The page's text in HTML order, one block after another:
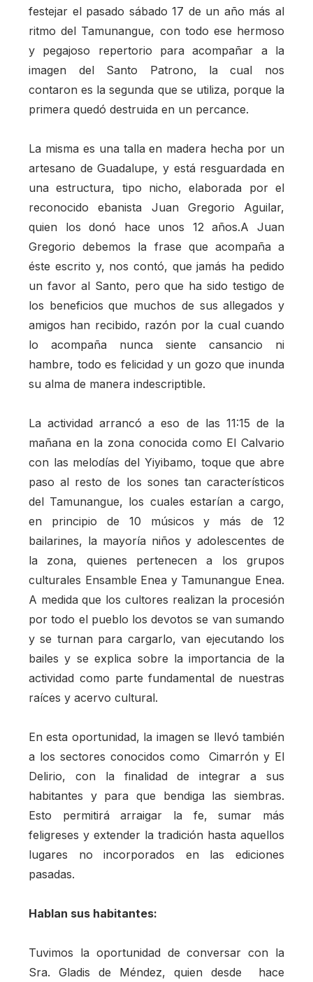
festejar el pasado sábado 17 de un año más al
ritmo del Tamunangue, con todo ese hermoso
y pegajoso repertorio para acompañar a la
imagen del Santo Patrono, la cual nos
contaron es la segunda que se utiliza, porque la
primera quedó destruida en un percance.
La misma es una talla en madera hecha por un
artesano de Guadalupe, y está resguardada en
una estructura, tipo nicho, elaborada por el
reconocido ebanista Juan Gregorio Aguilar,
quien los donó hace unos 12 años.A Juan
Gregorio debemos la frase que acompaña a
éste escrito y, nos contó, que jamás ha pedido
un favor al Santo, pero que ha sido testigo de
los beneficios que muchos de sus allegados y
amigos han recibido, razón por la cual cuando
lo acompaña nunca siente cansancio ni
hambre, todo es felicidad y un gozo que inunda
su alma de manera indescriptible.
La actividad arrancó a eso de las 11:15 de la
mañana en la zona conocida como El Calvario
con las melodías del Yiyibamo, toque que abre
paso al resto de los sones tan característicos
del Tamunangue, los cuales estarían a cargo,
en principio de 10 músicos y más de 12
bailarines, la mayoría niños y adolescentes de
la zona, quienes pertenecen a los grupos
culturales Ensamble Enea y Tamunangue Enea.
A medida que los cultores realizan la procesión
por todo el pueblo los devotos se van sumando
y se turnan para cargarlo, van ejecutando los
bailes y se explica sobre la importancia de la
actividad como parte fundamental de nuestras
raíces y acervo cultural.
En esta oportunidad, la imagen se llevó también
a los sectores conocidos como Cimarrón y El
Delirio, con la finalidad de integrar a sus
habitantes y para que bendiga las siembras.
Esto permitirá arraigar la fe, sumar más
feligreses y extender la tradición hasta aquellos
lugares no incorporados en las ediciones
pasadas.
Hablan sus habitantes:
Tuvimos la oportunidad de conversar con la
Sra. Gladis de Méndez, quien desde hace